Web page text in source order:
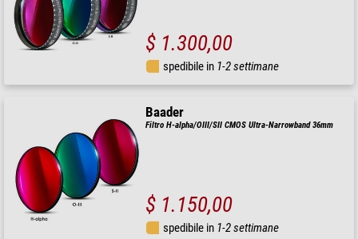
$ 1.300,00
spedibile in 1-2 settimane
Baader
Filtro H-alpha/OIII/SII CMOS Ultra-Narrowband 36mm
$ 1.150,00
spedibile in 1-2 settimane